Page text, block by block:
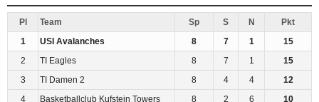
Pl Team Sp S N
Pkt
1
USI Avalanches 8 7 1
15
2
TI Eagles 8 7 1
15
3
TI Damen 2 8 4 4
12
4
Basketballclub Kufstein Towers 8 2 6
10